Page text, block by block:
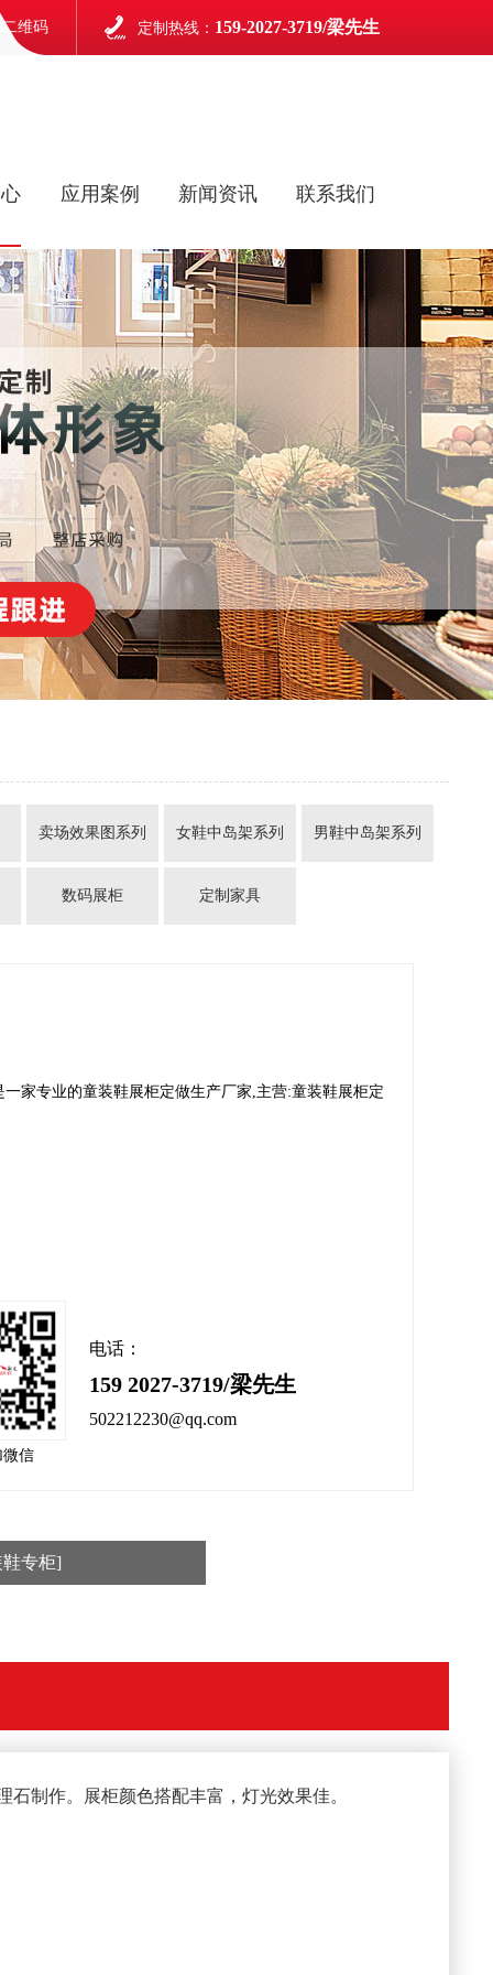
维码 定制热线： 159-2027-3719/梁先生
应用案例 新闻资讯 联系我们
卖场效果图系列 女鞋中岛架系列 男鞋中岛架系列
数码展柜 定制家具
家专业的童装鞋展柜定做生产厂家,主营:童装鞋展柜定
信
电话：
159 2027-3719/梁先生
502212230@qq.com
专柜]
制作。展柜颜色搭配丰富，灯光效果佳。